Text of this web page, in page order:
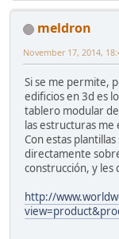
meldron
November 17, 2014,
Si se me permite,
edificios en 3d es
tablero modular
las estructuras
Con estas
directamente
construcción, y les
http://